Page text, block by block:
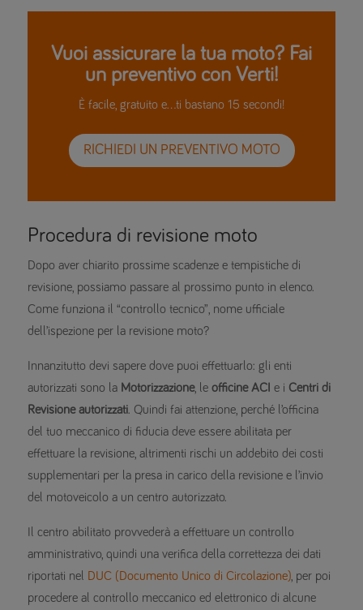
Vuoi assicurare la tua moto? Fai
un preventivo con Verti!
È facile, gratuito e…ti bastano 15 secondi!
RICHIEDI UN PREVENTIVO MOTO
Procedura di revisione moto
Dopo aver chiarito prossime scadenze e tempistiche di
revisione, possiamo passare al prossimo punto in elenco.
Come funziona il “controllo tecnico”, nome ufficiale
dell’ispezione per la revisione moto?
Innanzitutto devi sapere dove puoi effettuarlo: gli enti
autorizzati sono la Motorizzazione, le officine ACI e i Centri di
Revisione autorizzati. Quindi fai attenzione, perché l’officina
del tuo meccanico di fiducia deve essere abilitata per
effettuare la revisione, altrimenti rischi un addebito dei costi
supplementari per la presa in carico della revisione e l’invio
del motoveicolo a un centro autorizzato.
Il centro abilitato provvederà a effettuare un controllo
amministrativo, quindi una verifica della correttezza dei dati
riportati nel
DUC (Documento Unico di Circolazione) , per poi
procedere al controllo meccanico ed elettronico di alcune